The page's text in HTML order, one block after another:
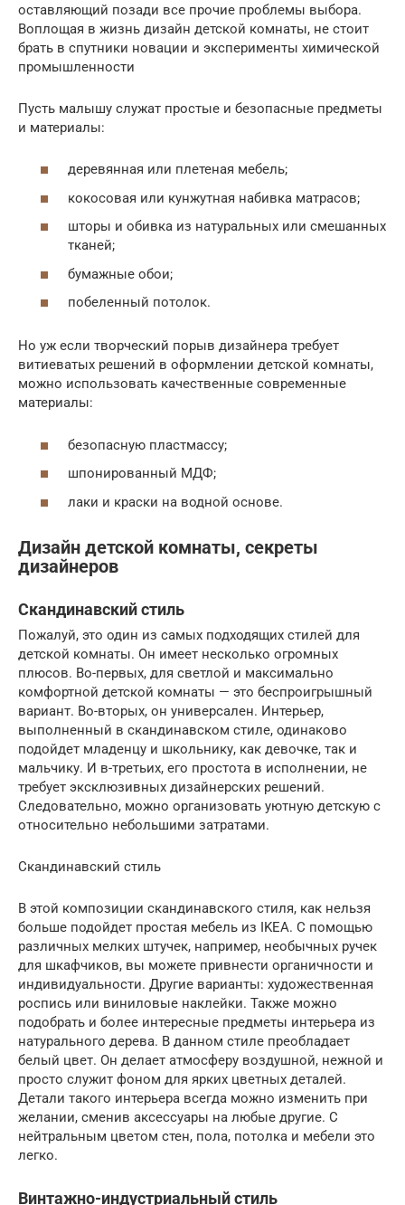
оставляющий позади все прочие проблемы выбора.
Воплощая в жизнь дизайн детской комнаты, не стоит
брать в спутники новации и эксперименты химической
промышленности
Пусть малышу служат простые и безопасные предметы
и материалы:
деревянная или плетеная мебель;
кокосовая или кунжутная набивка матрасов;
шторы и обивка из натуральных или смешанных
тканей;
бумажные обои;
побеленный потолок.
Но уж если творческий порыв дизайнера требует
витиеватых решений в оформлении детской комнаты,
можно использовать качественные современные
материалы:
безопасную пластмассу;
шпонированный МДФ;
лаки и краски на водной основе.
Дизайн детской комнаты, секреты
дизайнеров
Скандинавский стиль
Пожалуй, это один из самых подходящих стилей для
детской комнаты. Он имеет несколько огромных
плюсов. Во-первых, для светлой и максимально
комфортной детской комнаты — это беспроигрышный
вариант. Во-вторых, он универсален. Интерьер,
выполненный в скандинавском стиле, одинаково
подойдет младенцу и школьнику, как девочке, так и
мальчику. И в-третьих, его простота в исполнении, не
требует эксклюзивных дизайнерских решений.
Следовательно, можно организовать уютную детскую с
относительно небольшими затратами.
Скандинавский стиль
В этой композиции скандинавского стиля, как нельзя
больше подойдет простая мебель из IKEA. С помощью
различных мелких штучек, например, необычных ручек
для шкафчиков, вы можете привнести органичности и
индивидуальности. Другие варианты: художественная
роспись или виниловые наклейки. Также можно
подобрать и более интересные предметы интерьера из
натурального дерева. В данном стиле преобладает
белый цвет. Он делает атмосферу воздушной, нежной и
просто служит фоном для ярких цветных деталей.
Детали такого интерьера всегда можно изменить при
желании, сменив аксессуары на любые другие. С
нейтральным цветом стен, пола, потолка и мебели это
легко.
Винтажно-индустриальный стиль